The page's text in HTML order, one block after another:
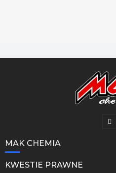
MAK CHEMIA
KWESTIE PRAWNE